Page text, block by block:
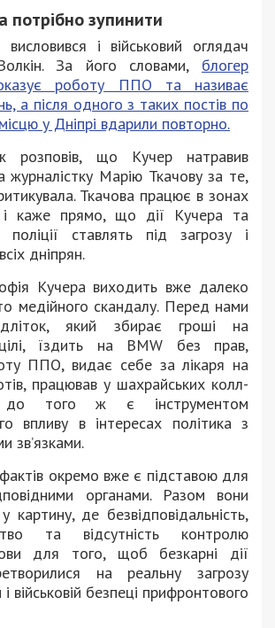
потрібно зупинити
і військовий оглядач
За його словами, блогер
роботу ППО та називає
а після одного з таких постів по
у Дніпрі вдарили повторно.
розповів, що Кучер натравив
журналістку Марію Ткачову за те,
Ткачова працює в зонах
і каже прямо, що дії Кучера та
поліції ставлять під загрозу і
дніпрян.
Кучера виходить вже далеко
медійного скандалу. Перед нами
який збирає гроші на
цілі, їздить на BMW без прав,
ППО, видає себе за лікаря на
працював у шахрайських колл-
того ж є інструментом
впливу в інтересах політика з
звʼязками.
окремо вже є підставою для
органами. Разом вони
картину, де безвідповідальність,
та відсутність контролю
для того, щоб безкарні дії
на реальну загрозу
і військовій безпеці прифронтового